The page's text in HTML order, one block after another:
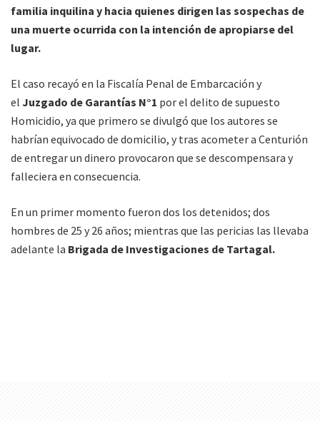
familia inquilina y hacia quienes dirigen las sospechas de
una muerte ocurrida con la intención de apropiarse del
lugar.
El caso recayó en la Fiscalía Penal de Embarcación y
el Juzgado de Garantías N°1 por el delito de supuesto
Homicidio, ya que primero se divulgó que los autores se
habrían equivocado de domicilio, y tras acometer a Centurión
de entregar un dinero provocaron que se descompensara y
falleciera en consecuencia.
En un primer momento fueron dos los detenidos; dos
hombres de 25 y 26 años; mientras que las pericias las llevaba
adelante la Brigada de Investigaciones de Tartagal.